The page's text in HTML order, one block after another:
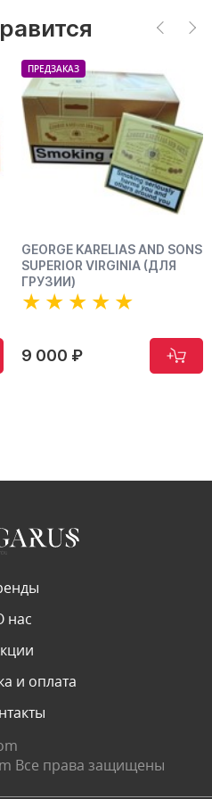
ПРЕДЗАКАЗ
GEORGE KARELIAS AND SONS
SUPERIOR VIRGINIA (ДЛЯ
ГРУЗИИ)
9 000 ₽
нас
и оплата
Все права защищены